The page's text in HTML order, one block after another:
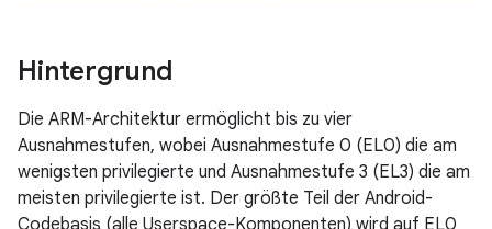
Hintergrund
Die ARM-Architektur ermöglicht bis zu vier
Ausnahmestufen, wobei Ausnahmestufe 0 (EL0) die am
wenigsten privilegierte und Ausnahmestufe 3 (EL3) die am
meisten privilegierte ist. Der größte Teil der Android-
Codebasis (alle Userspace-Komponenten) wird auf EL0